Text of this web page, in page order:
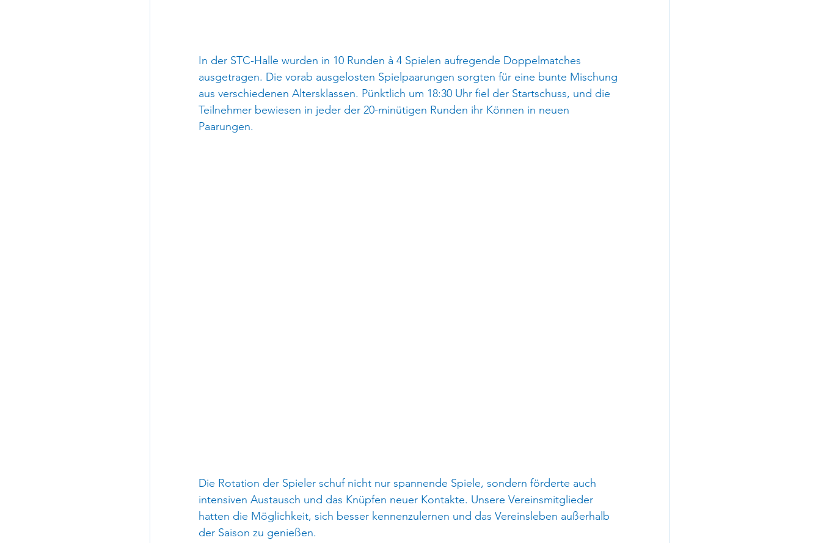
In der STC-Halle wurden in 10 Runden à 4 Spielen aufregende Doppelmatches
ausgetragen. Die vorab ausgelosten Spielpaarungen sorgten für eine bunte Mischung
aus verschiedenen Altersklassen. Pünktlich um 18:30 Uhr fiel der Startschuss, und die
Teilnehmer bewiesen in jeder der 20-minütigen Runden ihr Können in neuen
Paarungen.
Die Rotation der Spieler schuf nicht nur spannende Spiele, sondern förderte auch
intensiven Austausch und das Knüpfen neuer Kontakte. Unsere Vereinsmitglieder
hatten die Möglichkeit, sich besser kennenzulernen und das Vereinsleben außerhalb
der Saison zu genießen.